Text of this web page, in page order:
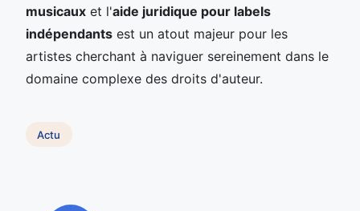
musicaux et l'aide juridique pour labels
indépendants est un atout majeur pour les
artistes cherchant à naviguer sereinement dans le
domaine complexe des droits d'auteur.
Actu